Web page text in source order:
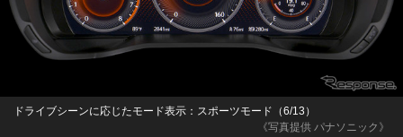
《写真提供 パナソニック》
ドライブシーンに応じたモード表示：スポーツモード（6/13）